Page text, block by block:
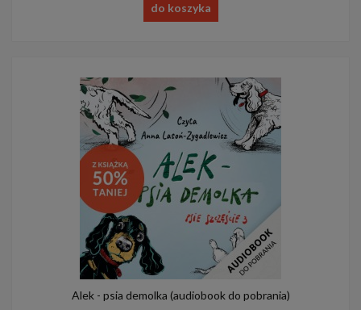
do koszyka
Alek - psia demolka (audiobook do pobrania)